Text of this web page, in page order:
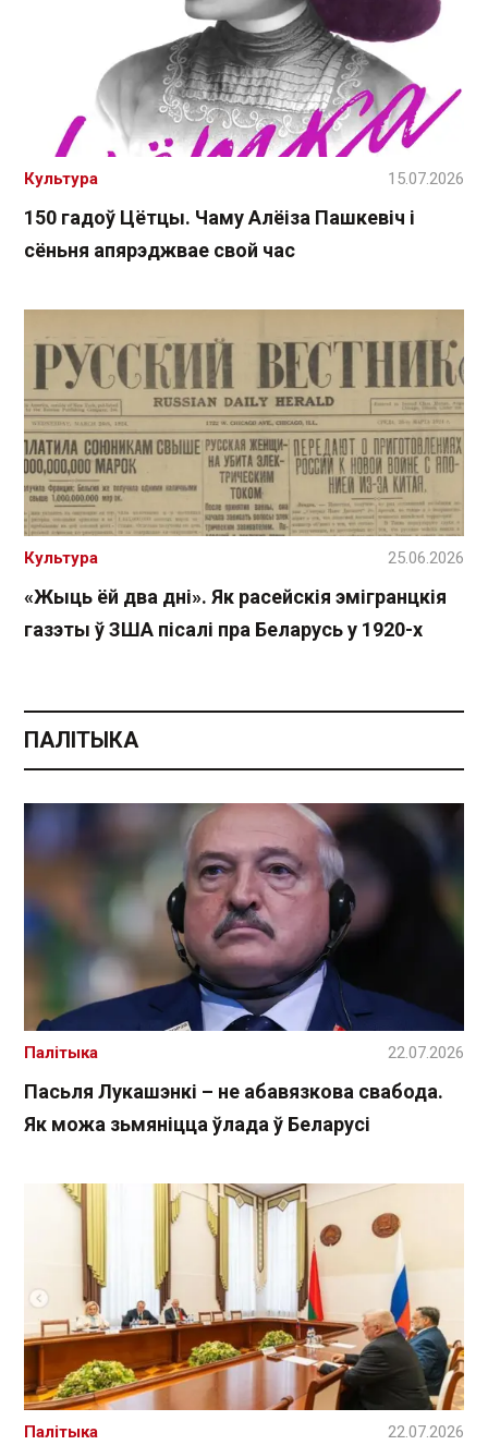
150 гадоў Цётцы. Чаму Алёіза Пашкевіч і
сёньня апярэджвае свой час
Культура 15.07.2026
«Жыць ёй два дні». Як расейскія эмігранцкія
газэты ў ЗША пісалі пра Беларусь у 1920-х
Культура 25.06.2026
ПАЛІТЫКА
Пасьля Лукашэнкі – не абавязкова свабода.
Як можа зьмяніцца ўлада ў Беларусі
Палітыка 22.07.2026
Палітыка 22.07.2026